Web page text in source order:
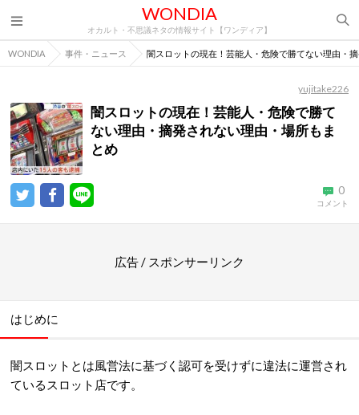
WONDIA
オカルト・不思議ネタの情報サイト【ワンディア】
WONDIA 事件・ニュース 闇スロットの現在！芸能人・危険で勝てない理由・
yujitake226
闇スロットの現在！芸能人・危険で勝て
ない理由・摘発されない理由・場所もま
とめ
0
コメント
広告 / スポンサーリンク
はじめに
闇スロットとは風営法に基づく認可を受けずに違法に運営され
ているスロット店です。